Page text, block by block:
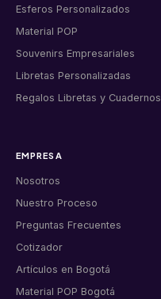
Esferos Personalizados
Material POP
Souvenirs Empresariales
Libretas Personalizadas
Regalos Libretas y Cuadernos
EMPRESA
Nosotros
Nuestro Proceso
Preguntas Frecuentes
Cotizador
Artículos en Bogotá
Material POP Bogotá